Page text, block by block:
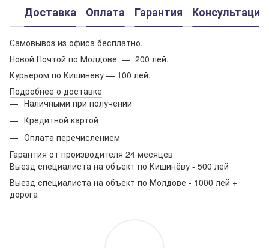
Доставка Оплата Гарантия Консультация
Самовывоз из офиса бесплатно.
Новой Почтой по Молдове — 200 лей.
Курьером по Кишинёву — 100 лей.
Подробнее о доставке
Наличными при получении
Кредитной картой
Оплата перечислением
Гарантия от производителя 24 месяцев
Выезд специалиста на объект по Кишинёву - 500 лей
Выезд специалиста на объект по Молдове - 1000 лей +
дорога